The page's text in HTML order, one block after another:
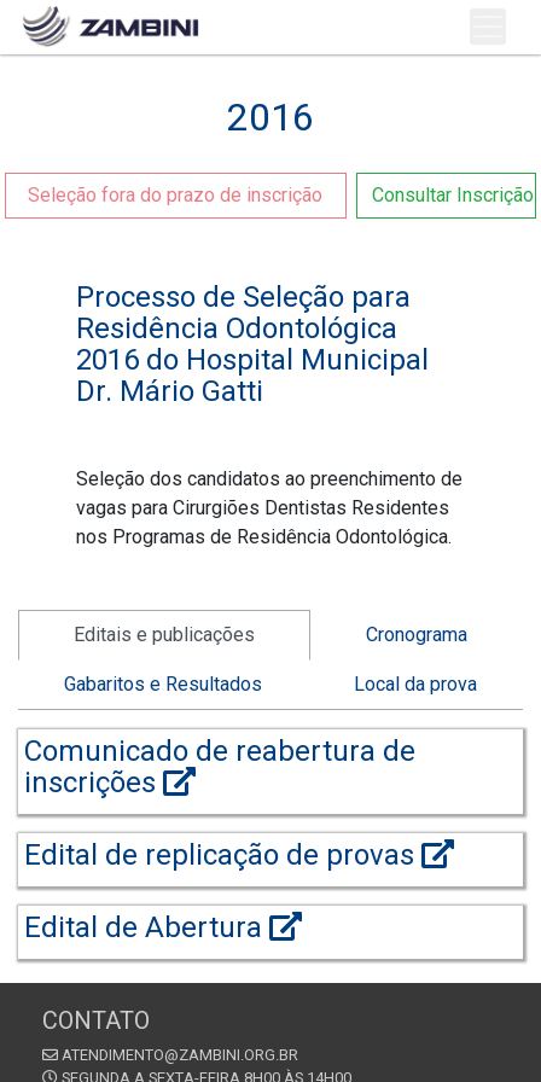
2016
Seleção fora do prazo de inscrição Consultar Inscrição
Processo de Seleção para
Residência Odontológica
2016 do Hospital Municipal
Dr. Mário Gatti
Seleção dos candidatos ao preenchimento de
vagas para Cirurgiões Dentistas Residentes
nos Programas de Residência Odontológica.
Editais e publicações Cronograma
Gabaritos e Resultados Local da prova
Comunicado de reabertura de
inscrições
Edital de replicação de provas
Edital de Abertura
CONTATO
ATENDIMENTO@ZAMBINI.ORG.BR
SEGUNDA A SEXTA-FEIRA 8H00 ÀS 14H00